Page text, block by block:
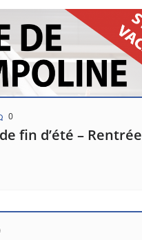
0
fin d’été – Rentrée